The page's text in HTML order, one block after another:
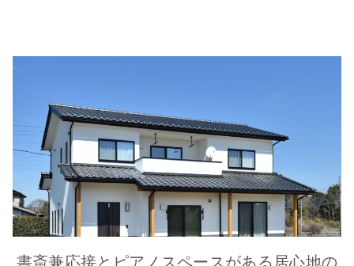
書斎兼応接とピアノスペースがある居心地の